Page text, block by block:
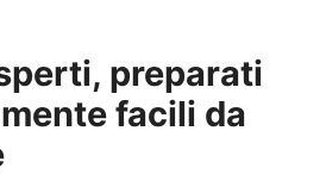
preparati
facili da